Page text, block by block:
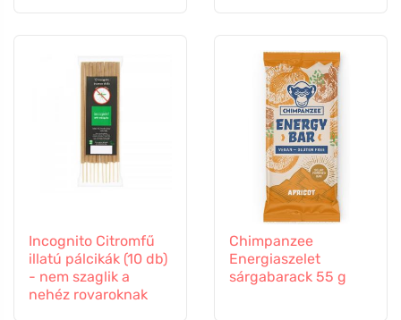
Incognito Citromfű
illatú pálcikák (10 db)
- nem szaglik a
nehéz rovaroknak
Chimpanzee
Energiaszelet
sárgabarack 55 g